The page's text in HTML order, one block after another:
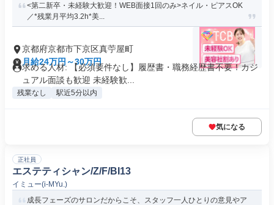
<第二新卒・未経験大歓迎！WEB面接1回のみ>ネイル・ピアスOK
／*残業月平均3.2h*美...
京都府京都市下京区真苧屋町
月給24万円～30万円
求める人材: 【必須要件なし】履歴書・職務経歴書不要！カジ
ュアル面談も歓迎 未経験歓...
残業なし 駅近5分以内
気になる
正社員
エステティシャン/Z/F/BI13
イミュー(i-MYu.)
成長フェーズのサロンだからこそ、スタッフ一人ひとりの意見やア